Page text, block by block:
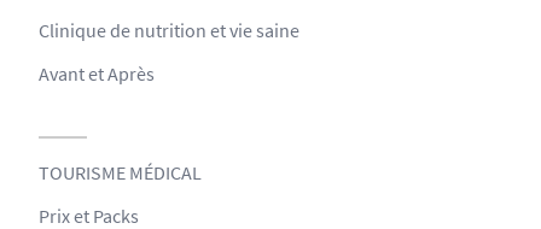
Clinique de nutrition et vie saine
Avant et Après
TOURISME MÉDICAL
Prix et Packs